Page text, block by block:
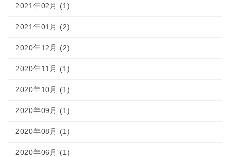
2021年02月 (1)
2021年01月 (2)
2020年12月 (2)
2020年11月 (1)
2020年10月 (1)
2020年09月 (1)
2020年08月 (1)
2020年06月 (1)